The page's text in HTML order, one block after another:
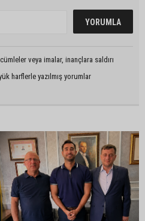
veya imalar, inançlara saldırı
harflerle yazılmış yorumlar